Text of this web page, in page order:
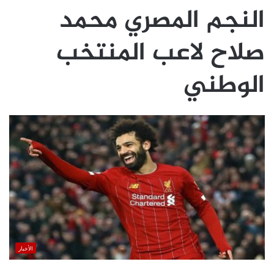
النجم المصري محمد
صلاح لاعب المنتخب
الوطني
الأخبار